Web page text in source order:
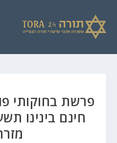
פרשת בחוקותי
חינם בינינו